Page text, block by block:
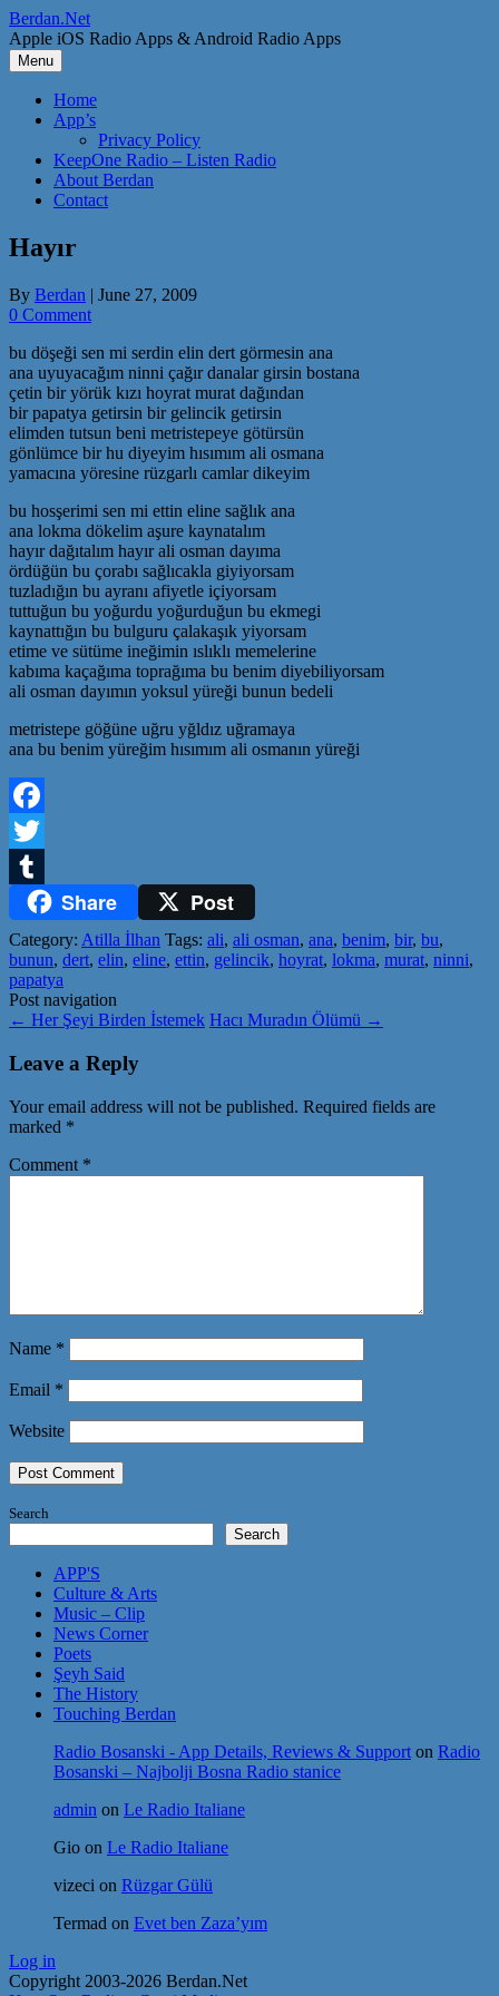
Skip
to
content
Berdan.Net
Apple iOS Radio Apps & Android Radio Apps
Menu
Home
App’s
Privacy Policy
KeepOne Radio – Listen Radio
About Berdan
Contact
Hayır
By Berdan | June 27, 2009
0 Comment
bu döşeği sen mi serdin elin dert görmesin ana
ana uyuyacağım ninni çağır danalar girsin bostana
çetin bir yörük kızı hoyrat murat dağından
bir papatya getirsin bir gelincik getirsin
elimden tutsun beni metristepeye götürsün
gönlümce bir hu diyeyim hısımım ali osmana
yamacına yöresine rüzgarlı camlar dikeyim
bu hosşerimi sen mi ettin eline sağlık ana
ana lokma dökelim aşure kaynatalım
hayır dağıtalım hayır ali osman dayıma
ördüğün bu çorabı sağlıcakla giyiyorsam
tuzladığın bu ayranı afiyetle içiyorsam
tuttuğun bu yoğurdu yoğurduğun bu ekmegi
kaynattığın bu bulguru çalakaşık yiyorsam
etime ve sütüme ineğimin ıslıklı memelerine
kabıma kaçağıma toprağıma bu benim diyebiliyorsam
ali osman dayımın yoksul yüreği bunun bedeli
metristepe göğüne uğru yğldız uğramaya
ana bu benim yüreğim hısımım ali osmanın yüreği
Facebook
Twitter
Tumblr Share Post
Category: Atilla İlhan Tags: ali, ali osman, ana, benim, bir, bu,
bunun, dert, elin, eline, ettin, gelincik, hoyrat, lokma, murat, ninni,
papatya
Post navigation
← Her Şeyi Birden İstemek Hacı Muradın Ölümü →
Leave a Reply
Your email address will not be published. Required fields are
marked *
Comment *
Name *
Email *
Website
Search
Search
APP'S
Culture & Arts
Music – Clip
News Corner
Poets
Şeyh Said
The History
Touching Berdan
Radio Bosanski - App Details, Reviews & Support on Radio
Bosanski – Najbolji Bosna Radio stanice
admin on Le Radio Italiane
Gio on Le Radio Italiane
vizeci on Rüzgar Gülü
Termad on Evet ben Zaza’yım
Log in
Copyright 2003-2026 Berdan.Net